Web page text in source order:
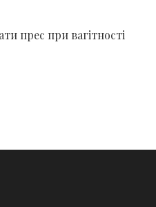
прес при вагітності